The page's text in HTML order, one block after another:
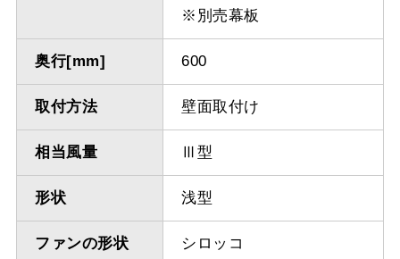
※別売幕板
奥行[mm] 600
取付方法 壁面取付け
相当風量 Ⅲ型
形状 浅型
ファンの形状 シロッコ